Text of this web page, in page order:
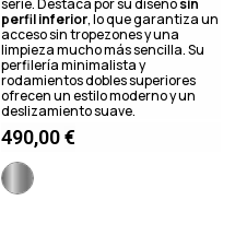
serie. Destaca por su diseñosin
perfil inferior, lo que garantiza un
acceso sin tropezones y una
limpieza mucho más sencilla. Su
perfilería minimalista y
rodamientos dobles superiores
ofrecen un estilo moderno y un
deslizamiento suave.
490,00€